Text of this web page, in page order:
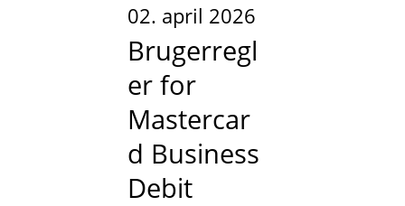
02. april 2026
Brugerregl
er for
Mastercar
d Business
Debit